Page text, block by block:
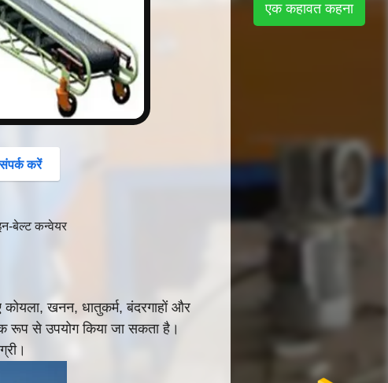
करें
बेल्ट कन्वेयर
कोयला, खनन, धातुकर्म, बंदरगाहों और
रूप से उपयोग किया जा सकता है।
एक कहावत कहना